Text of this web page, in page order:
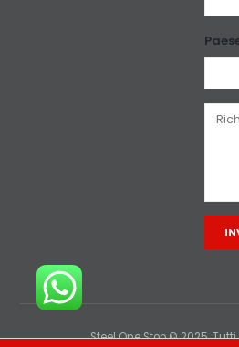
Steel One Stop © 2025.